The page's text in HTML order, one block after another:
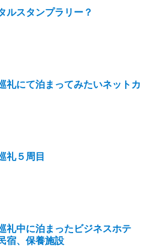
ルスタンプラリー？
礼にて泊まってみたいネットカ
礼５周目
礼中に泊まったビジネスホテ
宿、保養施設